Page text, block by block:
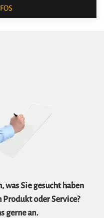
was Sie gesucht haben
Produkt oder Service?
gerne an.